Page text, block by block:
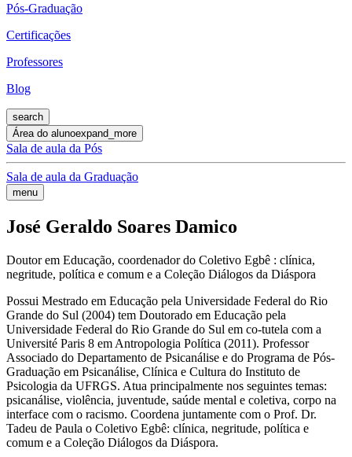
Pós-Graduação
Certificações
Professores
Blog
search
Área do alunoexpand_more
Sala de aula da Pós
Sala de aula da Graduação
menu
José Geraldo Soares Damico
Doutor em Educação, coordenador do Coletivo Egbê : clínica,
negritude, política e comum e a Coleção Diálogos da Diáspora
Possui Mestrado em Educação pela Universidade Federal do Rio
Grande do Sul (2004) tem Doutorado em Educação pela
Universidade Federal do Rio Grande do Sul em co-tutela com a
Université Paris 8 em Antropologia Política (2011). Professor
Associado do Departamento de Psicanálise e do Programa de Pós-
Graduação em Psicanálise, Clínica e Cultura do Instituto de
Psicologia da UFRGS. Atua principalmente nos seguintes temas:
psicanálise, violência, juventude, saúde mental e coletiva, corpo na
interface com o racismo. Coordena juntamente com o Prof. Dr.
Tadeu de Paula o Coletivo Egbê: clínica, negritude, política e
comum e a Coleção Diálogos da Diáspora.